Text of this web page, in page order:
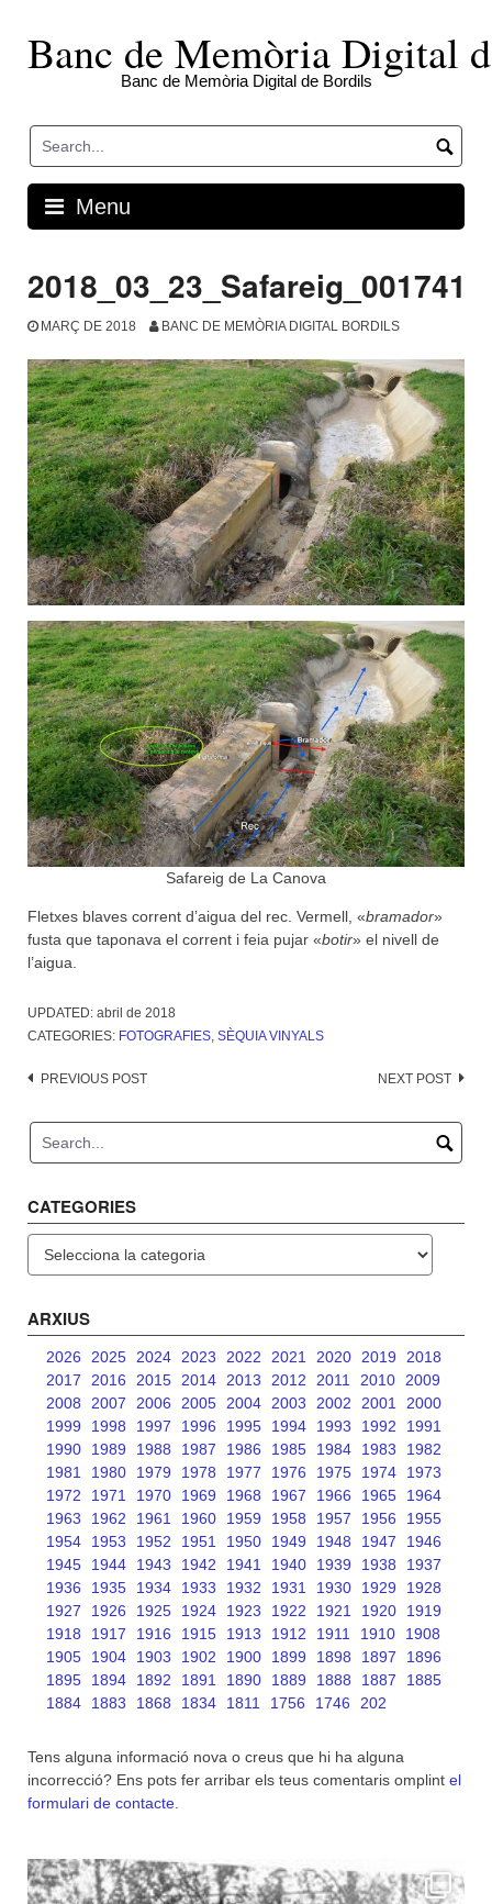
contentBanc de Memòria Digital
Banc de Memòria Digital de Bordils
Menu
2018_03_23_Safareig_001741
MARÇ DE 2018 BANC DE MEMÒRIA DIGITAL BORDILS
Safareig de La Canova
Fletxes blaves corrent d’aigua del rec. Vermell, «bramador»
fusta que taponava el corrent i feia pujar «botir» el nivell de
l’aigua.
UPDATED: abril de 2018
CATEGORIES: FOTOGRAFIES, SÈQUIA VINYALS
Post
PREVIOUS POST NEXT POST
CATEGORIES
ARXIUS
2026 2025 2024 2023 2022 2021 2020 2019
2018
2017
2016 2015 2014 2013 2012 2011 2010
2009
2008
2007 2006 2005 2004 2003 2002 2001
2000
1999
1998 1997 1996 1995 1994 1993 1992
1991
1990
1989 1988 1987 1986 1985 1984 1983
1982
1981
1980 1979 1978 1977 1976 1975 1974
1973
1972
1971 1970 1969 1968 1967 1966 1965
1964
1963
1962 1961 1960 1959 1958 1957 1956
1955
1954
1953 1952 1951 1950 1949 1948 1947
1946
1945
1944 1943 1942 1941 1940 1939 1938
1937
1936
1935 1934 1933 1932 1931 1930 1929
1928
1927
1926 1925 1924 1923 1922 1921 1920
1919
1918
1917 1916 1915 1913 1912 1911 1910
1908
1905
1904 1903 1902 1900 1899 1898 1897
1896
1895
1894 1892 1891 1890 1889 1888 1887
1885
1884
1883 1868 1834 1811 1756 1746 202
Tens alguna informació nova o creus que hi ha alguna
incorrecció? Ens pots fer arribar els teus comentaris omplint el
formulari de contacte